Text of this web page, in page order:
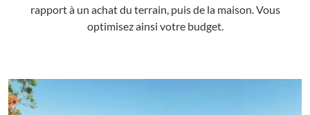
rapport à un achat du terrain, puis de la maison. Vous
optimisez ainsi votre budget.